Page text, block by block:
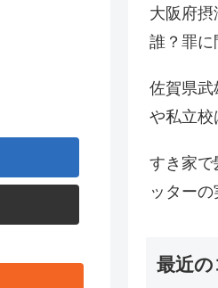
大阪府
誰？罪に
佐賀県武
や私立校
すき家で
ッターの
最近の